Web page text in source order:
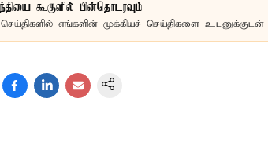
கூகுளில் பின்தொடரவும்
செய்திகளில் எங்களின் முக்கியச் செய்திகளை உடனுக்குடன்